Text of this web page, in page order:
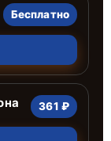
Бесплатно
361 ₽